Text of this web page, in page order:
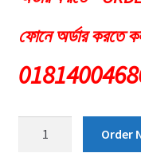
৳
ফোনে অর্ডার করতে
Order